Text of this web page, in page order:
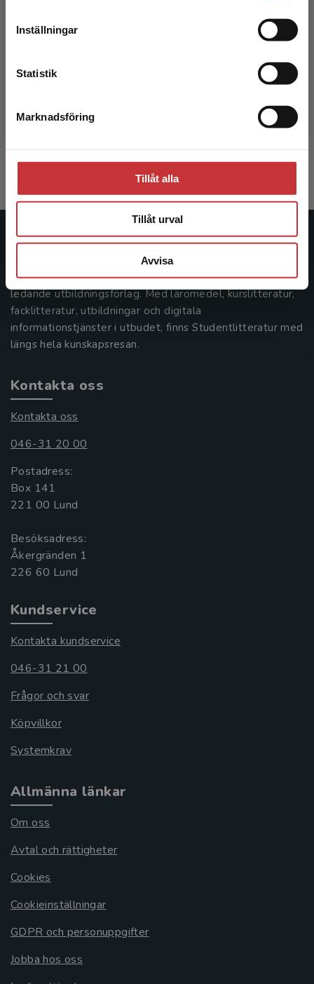
Inställningar
Statistik
Marknadsföring
Tillåt alla
Tillåt urval
Avvisa
Chipumbu Havelius, Axel (red.)
Exkl. moms: 200 kr
Studentlitteratur
Studentlitteratur grundades 1963 och är idag Sveriges
ledande utbildningsförlag. Med läromedel, kurslitteratur,
facklitteratur, utbildningar och digitala
informationstjänster i utbudet, finns Studentlitteratur med
längs hela kunskapsresan.
Kontakta oss
Kontakta oss
046-31 20 00
Postadress:
Box 141
221 00 Lund
Besöksadress:
Åkergränden 1
Kundservice
Kontakta kundservice
046-31 21 00
Frågor och svar
Köpvillkor
Systemkrav
Allmänna länkar
Om oss
Avtal och rättigheter
Cookies
Cookieinställningar
GDPR och personuppgifter
Jobba hos oss